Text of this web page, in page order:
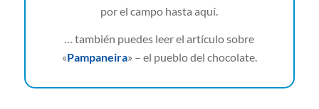
por el campo hasta aquí.
… también puedes leer el artículo sobre
«Pampaneira» – el pueblo del chocolate.